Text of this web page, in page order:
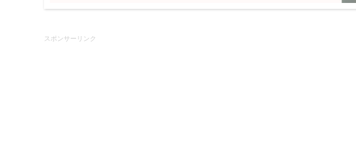
スポンサーリンク